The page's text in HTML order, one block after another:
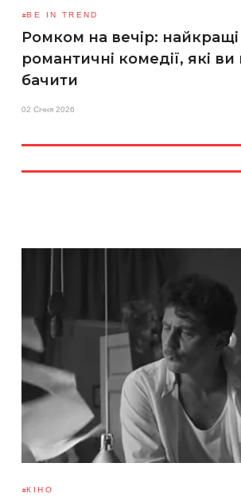
BE IN TREND
Ромком на вечір: найкращі
романтичні комедії, які
бачити
02 Січня 2026
КІНО